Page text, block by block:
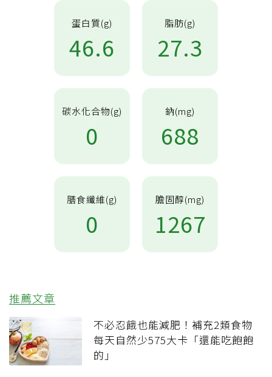
蛋白質(g)
46.6
脂肪(g)
27.3
碳水化合物(g)
0
鈉(mg)
688
膳食纖維(g)
0
膽固醇(mg)
1267
推薦文章
不必忍餓也能減肥！補充2類食物
每天自然少575大卡「還能吃飽飽
的」